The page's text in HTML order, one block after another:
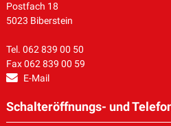
Postfach 18
5023 Biberstein
Tel. 062 839 00 50
Fax 062 839 00 59
E-Mail
Schalteröffnungs- und